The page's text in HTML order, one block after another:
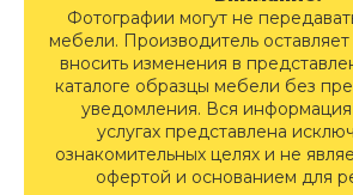
Фотографии могут не
мебели. Производитель
вносить изменения в
каталоге образцы мебели без
уведомления. Вся информация
услугах представлена
ознакомительных целях и не
офертой и основанием для